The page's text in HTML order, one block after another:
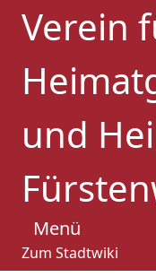
Verein
und
Menü
Zum Stadtwiki